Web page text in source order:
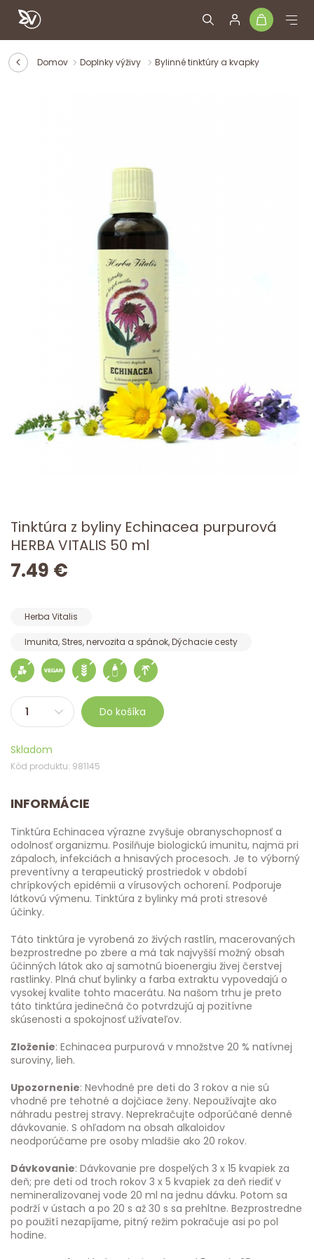
Domov Doplnky výživy Bylinné tinktúry a kvapky
Tinktúra z byliny Echinacea purpurová
HERBA VITALIS 50 ml
7.49 €
Herba Vitalis
Imunita, Stres, nervozita a spánok, Dýchacie cesty
Do košíka
Skladom
Kód produktu: 981145
INFORMÁCIE
Tinktúra Echinacea výrazne zvyšuje obranyschopnosť a
odolnosť organizmu. Posilňuje biologickú imunitu, najmä pri
zápaloch, infekciách a hnisavých procesoch. Je to výborný
preventívny a terapeutický prostriedok v období
chrípkových epidémii a vírusových ochorení. Podporuje
látkovú výmenu. Tinktúra z bylinky má proti stresové
účinky.
Táto tinktúra je vyrobená zo živých rastlín, macerovaných
bezprostredne po zbere a má tak najvyšší možný obsah
účinných látok ako aj samotnú bioenergiu živej čerstvej
rastlinky. Plná chuť bylinky a farba extraktu vypovedajú o
vysokej kvalite tohto macerátu. Na našom trhu je preto
táto tinktúra jedinečná čo potvrdzujú aj pozitívne
skúsenosti a spokojnosť užívateľov.
Zloženie: Echinacea purpurová v množstve 20 % natívnej
suroviny, lieh.
Upozornenie: Nevhodné pre deti do 3 rokov a nie sú
vhodné pre tehotné a dojčiace ženy. Nepoužívajte ako
náhradu pestrej stravy. Neprekračujte odporúčané denné
dávkovanie. S ohľadom na obsah alkaloidov
neodporúčame pre osoby mladšie ako 20 rokov.
Dávkovanie: Dávkovanie pre dospelých 3 x 15 kvapiek za
deň; pre deti od troch rokov 3 x 5 kvapiek za deň riediť v
nemineralizovanej vode 20 ml na jednu dávku. Potom sa
podrží v ústach a po 20 s až 30 s sa prehltne. Bezprostredne
po použití nezapíjame, pitný režim pokračuje asi po pol
hodine.